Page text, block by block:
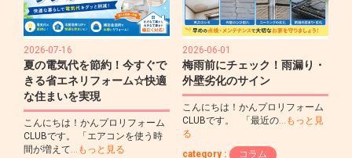
2026-07-16
夏の電気代を節約！今すぐで
きる省エネリフォーム☆快適
な住まいを実現
こんにちは！かんプロリフォーム
CLUBです。 「エアコンを使う時
間が増えて
…もっと見る
2026-06-01
梅雨前にチェック！雨漏り・
外壁劣化のサイン
こんにちは！かんプロリフォーム
CLUBです。 「最近の …もっと見
る
category :
コラム